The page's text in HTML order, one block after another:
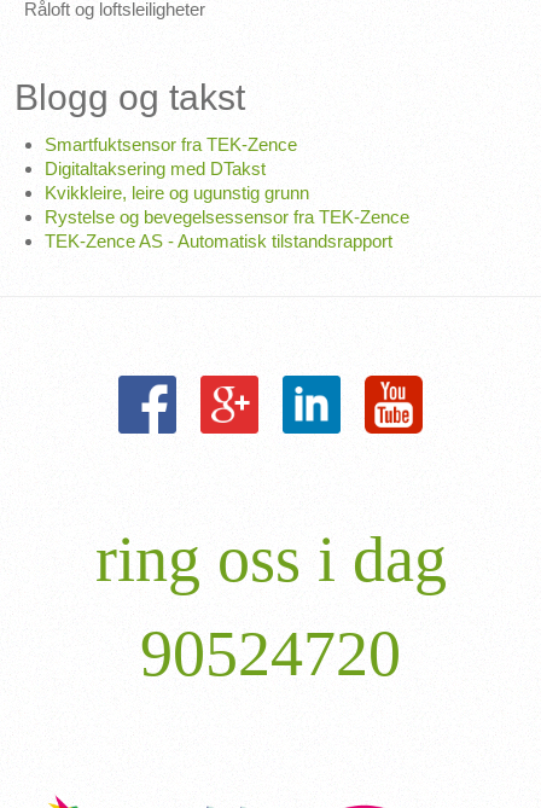
Råloft og loftsleiligheter
Blogg og takst
Smartfuktsensor fra TEK-Zence
Digitaltaksering med DTakst
Kvikkleire, leire og ugunstig grunn
Rystelse og bevegelsessensor fra TEK-Zence
TEK-Zence AS - Automatisk tilstandsrapport
ring oss i dag
90524720